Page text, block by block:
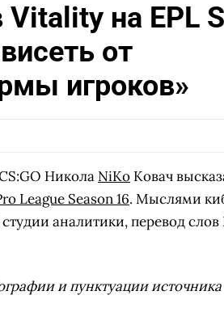
на EPL
от
игроков»
Никола NiKo Ковач
League Season 16. Мыслями
аналитики, перевод слов
и пунктуации источника